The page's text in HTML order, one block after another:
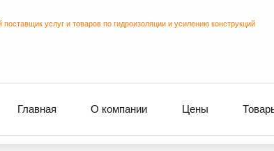
услуг и товаров по гидроизоляции и усилению конструкций
Главная О компании Цены